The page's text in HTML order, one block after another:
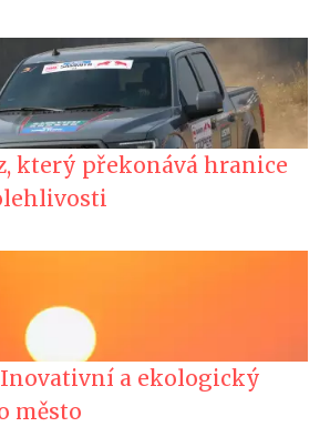
který překonává hranice
Inovativní a ekologický
město